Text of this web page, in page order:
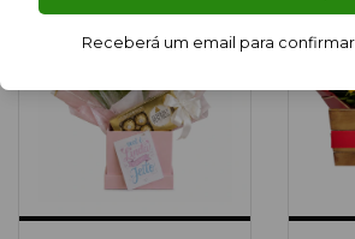
Receberá um email para